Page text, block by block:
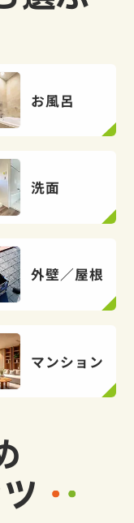
お風呂
洗面
外壁／屋根
マンション